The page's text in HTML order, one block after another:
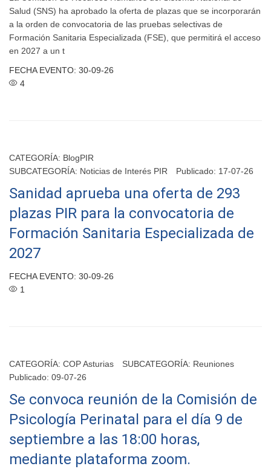
Salud (SNS) ha aprobado la oferta de plazas que se incorporarán
a la orden de convocatoria de las pruebas selectivas de
Formación Sanitaria Especializada (FSE), que permitirá el acceso
en 2027 a un t
FECHA EVENTO: 30-09-26
4
CATEGORÍA: BlogPIR
SUBCATEGORÍA: Noticias de Interés PIR Publicado: 17-07-26
Sanidad aprueba una oferta de 293
plazas PIR para la convocatoria de
Formación Sanitaria Especializada de
2027
FECHA EVENTO: 30-09-26
1
CATEGORÍA: COP Asturias SUBCATEGORÍA: Reuniones
Publicado: 09-07-26
Se convoca reunión de la Comisión de
Psicología Perinatal para el día 9 de
septiembre a las 18:00 horas,
mediante plataforma zoom.